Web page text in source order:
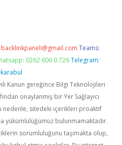
backlinkpaneli@gmail.com Teams:
0262 606 0 726 Telegram:
Kanun gereğince Bilgi Teknolojileri
onaylanmış bir Yer Sağlayıcı
nedenle, sitedeki içerikleri proaktif
yükümlülüğümüz bulunmamaktadır.
sorumluluğunu taşımakta olup,